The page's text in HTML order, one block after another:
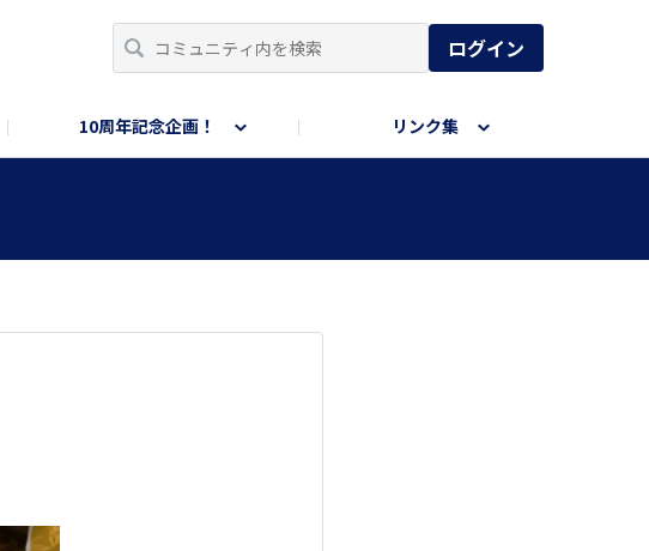
ログイン
10周年記念企画！ リンク集